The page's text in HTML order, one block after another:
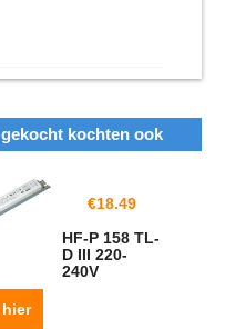
kochten ook
€18.49
HF-P 158 TL-
D III 220-
240V
hier